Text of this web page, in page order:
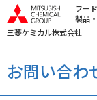
フー
製品
三菱ケミカル株式会社
お問い合わ